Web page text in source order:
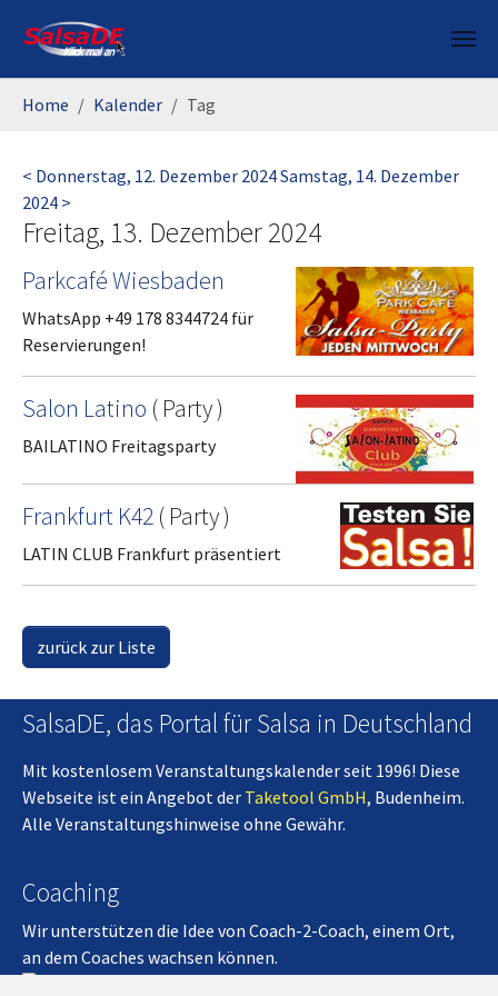
Home Kalender Tag
< Donnerstag, 12. Dezember 2024Samstag, 14. Dezember
2024 >
Freitag, 13. Dezember 2024
Parkcafé Wiesbaden
WhatsApp +49 178 8344724 für
Reservierungen!
Salon Latino ( Party)
BAILATINO Freitagsparty
Frankfurt K42 ( Party)
LATIN CLUB Frankfurt präsentiert
zurück zur Liste
SalsaDE, das Portal für Salsa in Deutschland
Mit kostenlosem Veranstaltungskalender seit 1996! Diese
Webseite ist ein Angebot der Taketool GmbH, Budenheim.
Alle Veranstaltungshinweise ohne Gewähr.
Coaching
Wir unterstützen die Idee von Coach-2-Coach, einem Ort,
an dem Coaches wachsen können.